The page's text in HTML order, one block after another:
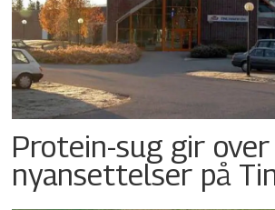
Protein-sug gir
nyansettelser på